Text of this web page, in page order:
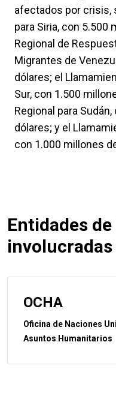
afectados por crisis,
para Siria, con 5.500
Regional de
Migrantes de
dólares; el
Sur, con 1.500
Regional para
dólares; y el
con 1.000 millones
Entidades de
OCHA
Oficina de Naciones
Asuntos Humanitarios